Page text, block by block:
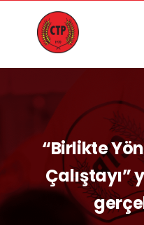
“Birlikte
Çalıştayı”